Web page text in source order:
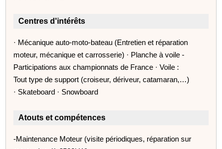
Centres d'intérêts
· Mécanique auto-moto-bateau (Entretien et réparation
moteur, mécanique et carrosserie) · Planche à voile -
Participations aux championnats de France · Voile :
Tout type de support (croiseur, dériveur, catamaran,…)
· Skateboard · Snowboard
Atouts et compétences
-Maintenance Moteur (visite périodiques, réparation sur